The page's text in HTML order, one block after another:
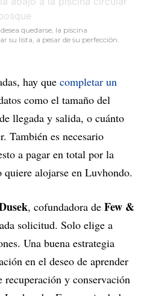
quedarse, la piscina
su lista, a pesar de su perfección.
hay que completar un
como el tamaño del
llegada y salida, o cuánto
También es necesario
a pagar en total por la
alojarse en Luvhondo.
, cofundadora de Few &
solicitud. Solo elige a
Una buena estrategia
en el deseo de aprender
y conservación